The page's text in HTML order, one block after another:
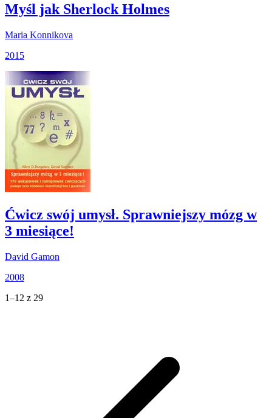
Myśl jak Sherlock Holmes
Maria Konnikova
2015
Ćwicz swój umysł. Sprawniejszy mózg w
3 miesiące!
David Gamon
2008
1–12 z 29